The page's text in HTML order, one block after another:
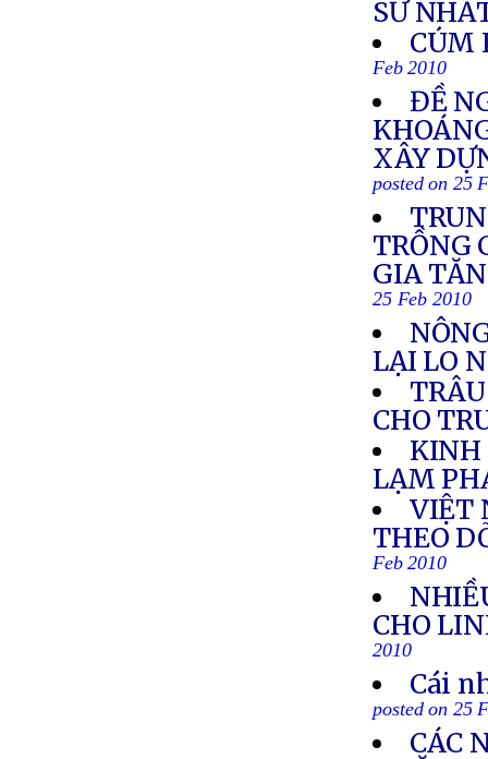
SƯ
CÚM
Feb 2010
ĐỀ
XÂY
posted on 25
TRỒNG
GIA
25 Feb 2010
LẠI LO
CHO
KINH
LẠM
VIỆT
THEO
Feb 2010
CHO
2010
Cái
posted on 25
CÁC